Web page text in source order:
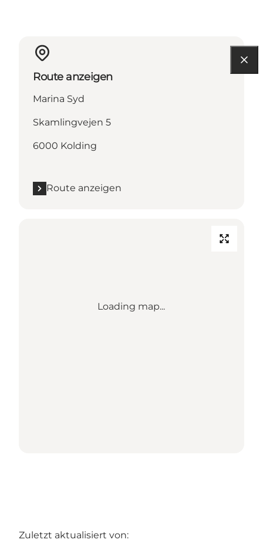
Route anzeigen
Marina Syd
Skamlingvejen 5
6000 Kolding
Route anzeigen
Loading map...
Zuletzt aktualisiert von: